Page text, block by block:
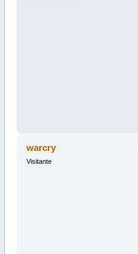
warcry
Visitante